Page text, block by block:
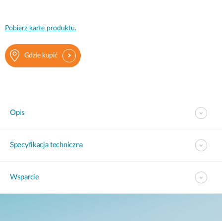
Pobierz kartę produktu.
Gdzie kupić
Opis
Specyfikacja techniczna
Wsparcie